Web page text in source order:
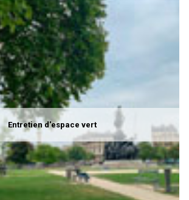
Entretien d'espace vert